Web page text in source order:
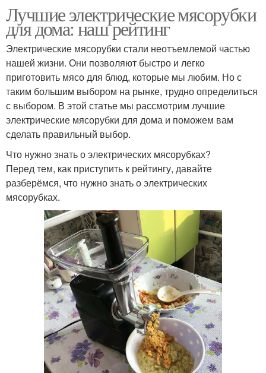
Лучшие электрические мясорубки
для дома: наш рейтинг
Электрические мясорубки стали неотъемлемой частью
нашей жизни. Они позволяют быстро и легко
приготовить мясо для блюд, которые мы любим. Но с
таким большим выбором на рынке, трудно определиться
с выбором. В этой статье мы рассмотрим лучшие
электрические мясорубки для дома и поможем вам
сделать правильный выбор.
Что нужно знать о электрических мясорубках?
Перед тем, как приступить к рейтингу, давайте
разберёмся, что нужно знать о электрических
мясорубках.